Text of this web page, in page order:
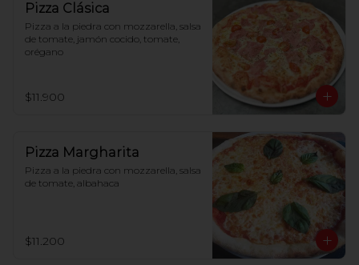
Pizza Clásica
Pizza a la piedra con mozzarella, salsa
de tomate, jamón cocido, tomate,
orégano
$11.900
Pizza Margharita
Pizza a la piedra con mozzarella, salsa
de tomate, albahaca
$11.200